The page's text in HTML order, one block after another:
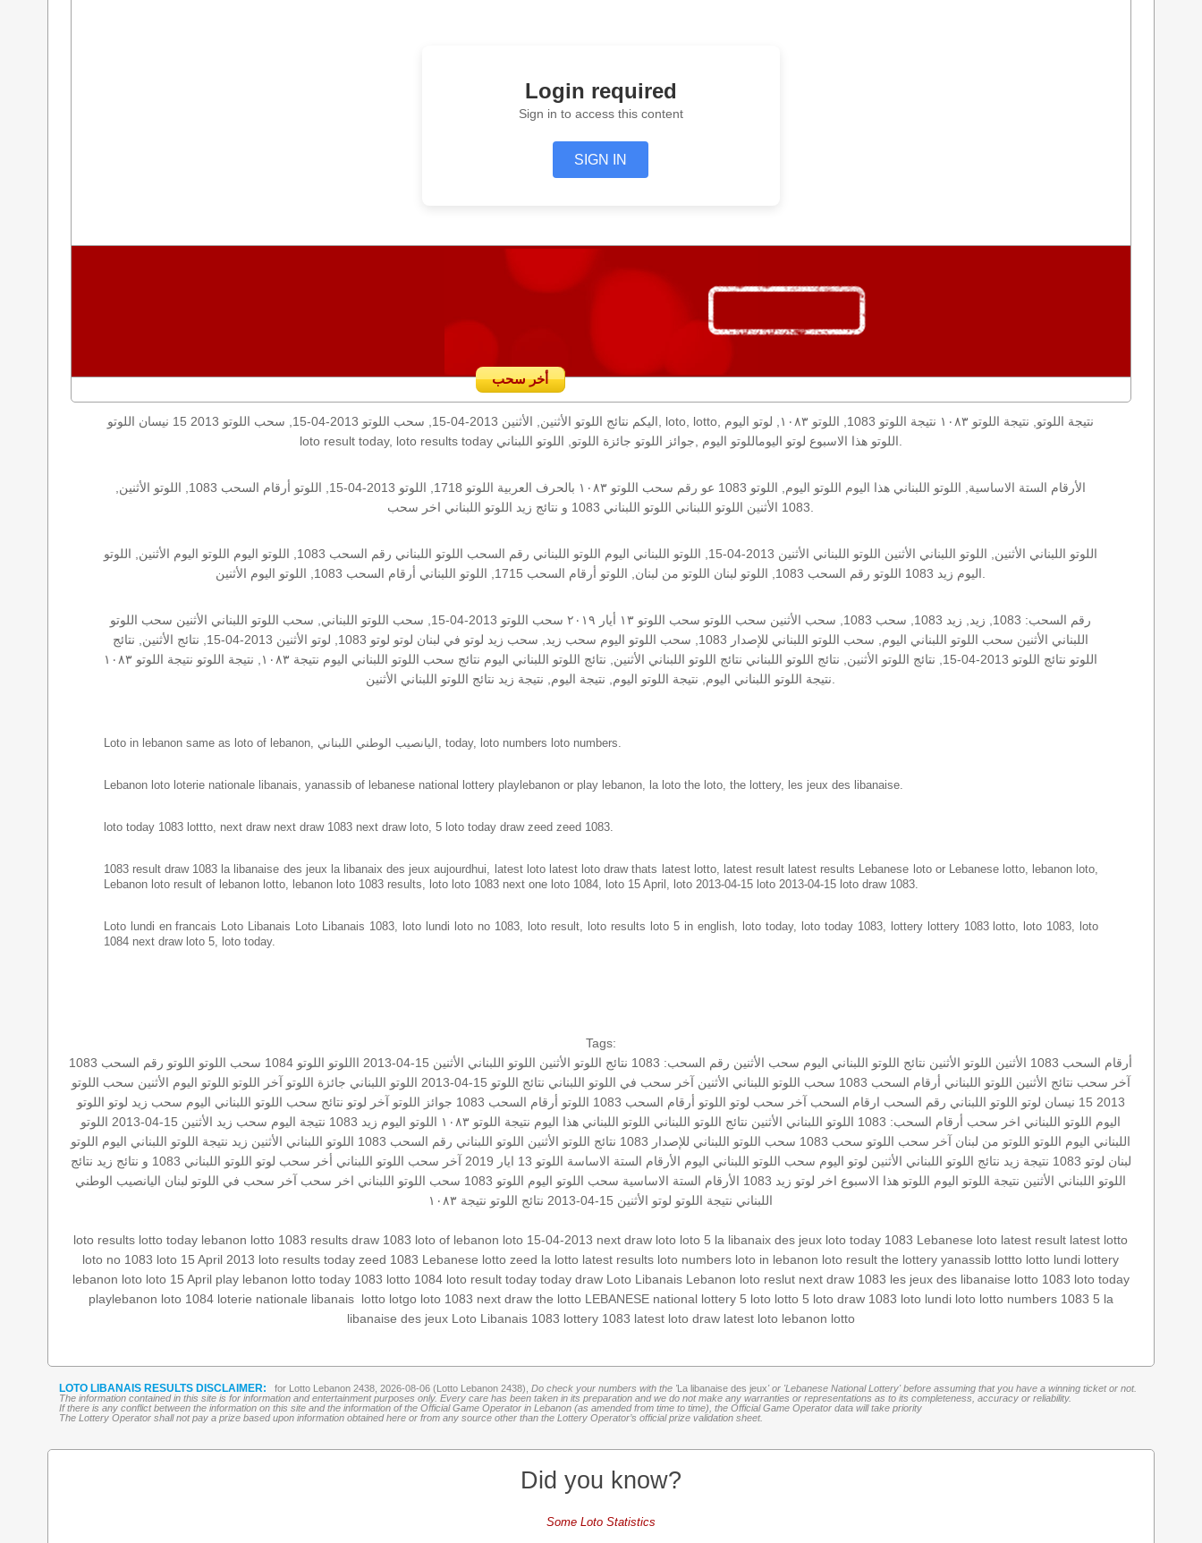
Login required
Sign in to access this content
SIGN IN
أخر سحب
اليكم نتائج اللوتو الأثنين, الأثنين 2013-04-15, سحب اللوتو 2013-04-15, سحب اللوتو 2013 15 نيسان اللوتو, loto, lotto, نتيجة اللوتو, نتيجة اللوتو ١٠٨٣ نتيجة اللوتو 1083, اللوتو ١٠٨٣, لوتو اليوم
الأرقام الستة الاساسية, اللوتو اللبناني هذا اليوم اللوتو اليوم, اللوتو 1083 عو رقم سحب اللوتو ١٠٨٣ بالحرف العربية اللوتو 1718, اللوتو 2013-04-15, اللوتو أرقام السحب 1083, اللوتو الأثنين,
اللوتو اللبناني الأثنين, اللوتو اللبناني الأثنين اللوتو اللبناني الأثنين 2013-04-15, اللوتو اللبناني اليوم اللوتو اللبناني رقم السحب اللوتو اللبناني رقم السحب 1083, اللوتو اليوم اللوتو اليوم الأثنين, اللوتو
رقم السحب: 1083, زيد, زيد 1083, سحب 1083, سحب الأثنين سحب اللوتو سحب اللوتو ١٣ أيار ٢٠١٩ سحب اللوتو 2013-04-15, سحب اللوتو اللبناني, سحب اللوتو اللبناني الأثنين سحب اللوتو
اللبناني الأثنين سحب اللوتو اللبناني اليوم, سحب اللوتو اللبناني للإصدار 1083, سحب اللوتو اليوم سحب زيد, سحب زيد لوتو في لبنان لوتو لوتو 1083, لوتو الأثنين 2013-04-15, نتائج الأثنين, نتائج
اللوتو نتائج اللوتو 2013-04-15, نتائج اللوتو الأثنين, نتائج اللوتو اللبناني نتائج اللوتو اللبناني الأثنين, نتائج اللوتو اللبناني اليوم نتائج سحب اللوتو اللبناني اليوم نتيجة ١٠٨٣, نتيجة اللوتو نتيجة اللوتو ١٠٨٣
Loto in lebanon same as loto of lebanon, اليانصيب الوطني اللبناني, today, loto numbers loto numbers.
Lebanon loto loterie nationale libanais, yanassib of lebanese national lottery playlebanon or play lebanon, la loto the loto, the lottery, les jeux des libanaise.
loto today 1083 lottto, next draw next draw 1083 next draw loto, 5 loto today draw zeed zeed 1083.
1083 result draw 1083 la libanaise des jeux la libanaix des jeux aujourdhui, latest loto latest loto draw thats latest lotto, latest result latest results Lebanese loto or Lebanese lotto, lebanon loto,
Lebanon loto result of lebanon lotto, lebanon loto 1083 results, loto loto 1083 next one loto 1084, loto 15 April, loto 2013-04-15 loto 2013-04-15 loto draw 1083.
Loto lundi en francais Loto Libanais Loto Libanais 1083, loto lundi loto no 1083, loto result, loto results loto 5 in english, loto today, loto today 1083, lottery lottery 1083 lotto, loto 1083, loto
1084 next draw loto 5, loto today.
Tags:
أرقام السحب 1083 الأثنين اللوتو الأثنين نتائج اللوتو اللبناني اليوم سحب الأثنين رقم السحب: 1083 نتائج اللوتو الأثنين اللوتو اللبناني الأثنين 15-04-2013 االلوتو اللوتو 1084 سحب اللوتو اللوتو رقم السحب 1083
آخر سحب نتائج الأثنين اللوتو اللبناني أرقام السحب 1083 سحب اللوتو اللبناني الأثنين آخر سحب في اللوتو اللبناني نتائج اللوتو 15-04-2013 اللوتو اللبناني جائزة اللوتو آخر اللوتو اللوتو اليوم الأثنين سحب اللوتو
2013 15 نيسان
لوتو اللوتو اللبناني رقم السحب ارقام السحب آخر سحب لوتو اللوتو أرقام السحب 1083 اللوتو أرقام السحب 1083 جوائز اللوتو آخر لوتو نتائج سحب اللوتو اللبناني اليوم سحب زيد لوتو اللوتو
اليوم اللوتو اللبناني اخر سحب أرقام السحب: 1083 اللوتو اللبناني الأثنين نتائج اللوتو اللبناني اللوتو اللبناني هذا اليوم نتيجة اللوتو ١٠٨٣ اللوتو اليوم زيد 1083 نتيجة اليوم سحب زيد الأثنين 15-04-2013
اللوتو
اللبناني اليوم اللوتو اللوتو من لبنان آخر سحب اللوتو سحب 1083 سحب اللوتو اللبناني للإصدار 1083 نتائج اللوتو الأثنين اللوتو اللبناني رقم السحب 1083 اللوتو اللبناني الأثنين زيد نتيجة اللوتو اللبناني اليوم اللوتو
لبنان لوتو 1083 نتيجة زيد نتائج اللوتو اللبناني الأثنين لوتو اليوم سحب اللوتو اللبناني اليوم الأرقام الستة الاساسة اللوتو 13 ايار 2019 آخر سحب اللوتو اللبناني أخر سحب لوتو اللوتو اللبناني 1083 و نتائج زيد
نتائج
اللوتو اللبناني الأثنين نتيجة اللوتو اليوم اللوتو هذا الاسبوع اخر لوتو زيد 1083 الأرقام الستة الاساسية سحب اللوتو اليوم اللوتو 1083 سحب اللوتو اللبناني اخر سحب آخر سحب في اللوتو لبنان اليانصيب الوطني
اللبناني نتيجة اللوتو لوتو الأثنين 15-04-2013 نتائج اللوتو نتيجة ١٠٨٣
loto results lotto today lebanon lotto 1083 results draw 1083 loto of lebanon loto 15-04-2013 next draw loto loto 5 la libanaix des jeux loto today 1083 Lebanese loto latest result latest lotto
loto no 1083 loto 15 April 2013 loto results today zeed 1083 Lebanese lotto zeed la lotto latest results loto numbers loto in lebanon loto result the lottery yanassib lottto lotto lundi lottery
lebanon loto loto 15 April play lebanon lotto today 1083 lotto 1084 loto result today today draw Loto Libanais Lebanon loto reslut next draw 1083 les jeux des libanaise lotto 1083 loto today
playlebanon loto 1084 loterie nationale libanais lotto lotgo loto 1083 next draw the lotto LEBANESE national lottery 5 loto lotto 5 loto draw 1083 loto lundi loto lotto numbers 1083 5 la
libanaise des jeux Loto Libanais 1083 lottery 1083 latest loto draw latest loto lebanon lotto
LOTO LIBANAIS RESULTS DISCLAIMER: for Lotto Lebanon 2438, 2026-08-06 (Lotto Lebanon 2438), Do check your numbers with the 'La libanaise des jeux' or 'Lebanese National Lottery' before assuming that you have a winning ticket or not.
The information contained in this site is for information and entertainment purposes only. Every care has been taken in its preparation and we do not make any warranties or representations as to its completeness, accuracy or reliability.
If there is any conflict between the information on this site and the information of the Official Game Operator in Lebanon (as amended from time to time), the Official Game Operator data will take priority
The Lottery Operator shall not pay a prize based upon information obtained here or from any source other than the Lottery Operator’s official prize validation sheet.
Did you know?
Some Loto Statistics